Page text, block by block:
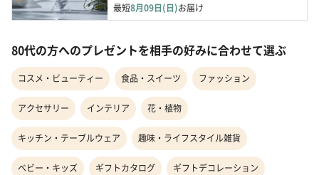
最短8月09日(日)お届け
80代の方へのプレゼントを相手の好みに合わせて選ぶ
コスメ・ビューティー 食品・スイーツ ファッション
アクセサリー インテリア 花・植物
キッチン・テーブルウェア 趣味・ライフスタイル雑貨
ベビー・キッズ ギフトカタログ ギフトデコレーション